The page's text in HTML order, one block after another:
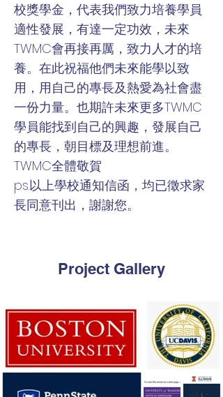
校獎學金，代表我們致力培養學員
適性發展，有達一定功效，未來
TWMC會再接再厲，致力人才的培
養。在此祝福他們未來能學以致
用，用自己的專長及熱愛為社會盡
一份力量。也期許未來更多TWMC
學員能找到自己的興趣，發展自己
的專長，朝目標及理想前進。
TWMC全體敬賀
ps.以上學校通知信函，均已徵求家
長同意刊出，謝謝您。
Project Gallery